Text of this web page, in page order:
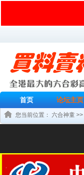
首页 论坛主页
您当前位置： 六合神童 >>